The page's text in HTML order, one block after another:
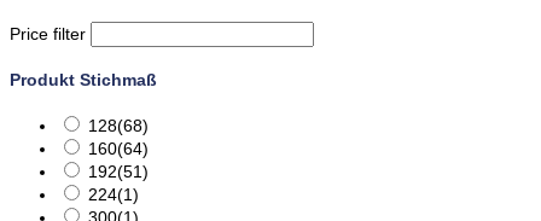
Price filter
Produkt Stichmaß
128(68)
160(64)
192(51)
224(1)